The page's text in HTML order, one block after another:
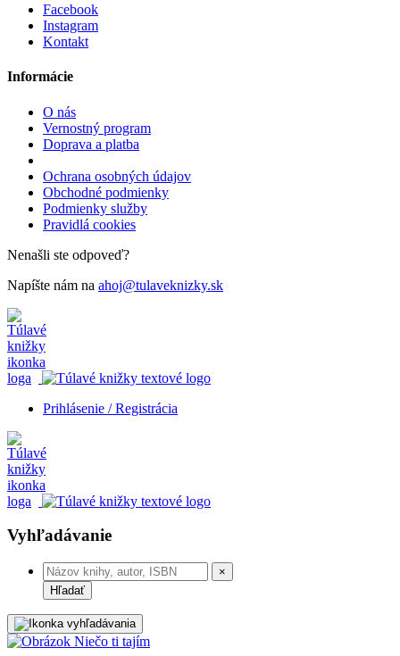
Facebook
Instagram
Kontakt
Informácie
O nás
Vernostný program
Doprava a platba
Ochrana osobných údajov
Obchodné podmienky
Podmienky služby
Pravidlá cookies
Nenašli ste odpoveď?
Napíšte nám na ahoj@tulaveknizky.sk
Prihlásenie / Registrácia
Vyhľadávanie
×
Hľadať